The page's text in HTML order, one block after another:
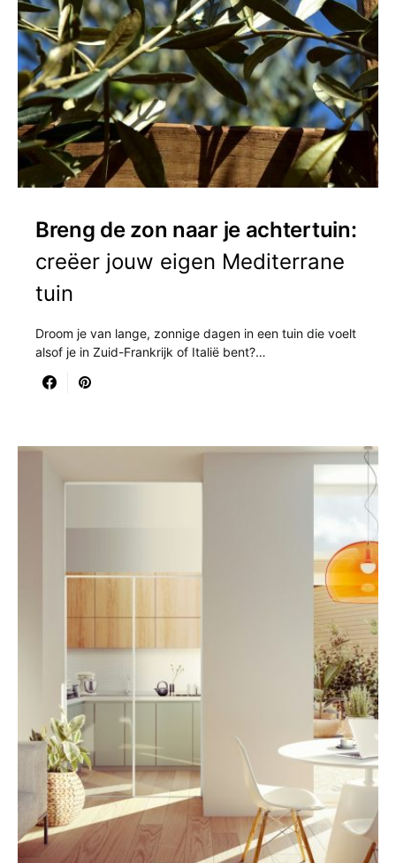
Breng de zon naar je achtertuin:
creëer jouw eigen Mediterrane
tuin
Droom je van lange, zonnige dagen in een tuin die voelt
alsof je in Zuid-Frankrijk of Italië bent?…